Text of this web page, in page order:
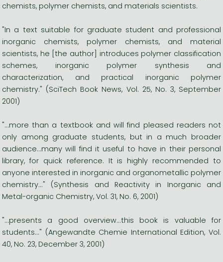
chemists, polymer chemists, and materials scientists.
"In a text suitable for graduate student and professional
inorganic chemists, polymer chemists, and material
scientists, he [the author] introduces polymer classification
schemes, inorganic polymer synthesis and
characterization, and practical inorganic polymer
chemistry." (SciTech Book News, Vol. 25, No. 3, September
2001)
"...more than a textbook and will find pleased readers not
only among graduate students, but in a much broader
audience...many will find it useful to have in their personal
library, for quick reference. It is highly recommended to
anyone interested in inorganic and organometallic polymer
chemistry..." (Synthesis and Reactivity in Inorganic and
Metal-organic Chemistry, Vol. 31, No. 6, 2001)
"...presents a good overview...this book is valuable for
students..." (Angewandte Chemie International Edition, Vol.
40, No. 23, December 3, 2001)